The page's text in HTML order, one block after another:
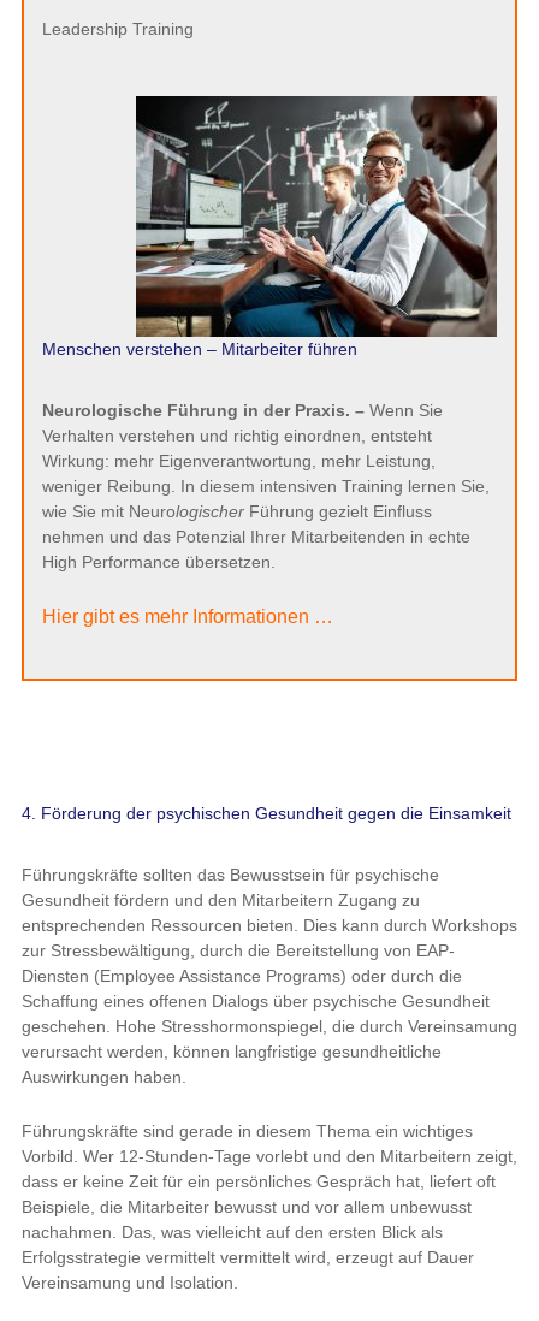
Leadership Training
Menschen verstehen – Mitarbeiter führen
Neurologische Führung in der Praxis. – Wenn Sie
Verhalten verstehen und richtig einordnen, entsteht
Wirkung: mehr Eigenverantwortung, mehr Leistung,
weniger Reibung. In diesem intensiven Training lernen Sie,
wie Sie mit NeurologischerFührung gezielt Einfluss
nehmen und das Potenzial Ihrer Mitarbeitenden in echte
High Performance übersetzen.
Hier gibt es mehr Informationen …
4. Förderung der psychischen Gesundheit gegen die Einsamkeit
Führungskräfte sollten das Bewusstsein für psychische
Gesundheit fördern und den Mitarbeitern Zugang zu
entsprechenden Ressourcen bieten. Dies kann durch Workshops
zur Stressbewältigung, durch die Bereitstellung von EAP-
Diensten (Employee Assistance Programs) oder durch die
Schaffung eines offenen Dialogs über psychische Gesundheit
geschehen. Hohe Stresshormonspiegel, die durch Vereinsamung
verursacht werden, können langfristige gesundheitliche
Auswirkungen haben.
Führungskräfte sind gerade in diesem Thema ein wichtiges
Vorbild. Wer 12-Stunden-Tage vorlebt und den Mitarbeitern zeigt,
dass er keine Zeit für ein persönliches Gespräch hat, liefert oft
Beispiele, die Mitarbeiter bewusst und vor allem unbewusst
nachahmen. Das, was vielleicht auf den ersten Blick als
Erfolgsstrategie vermittelt vermittelt wird, erzeugt auf Dauer
Vereinsamung und Isolation.